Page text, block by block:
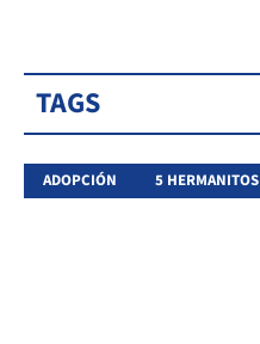
TAGS
ADOPCIÓN 5 HERMANITOS